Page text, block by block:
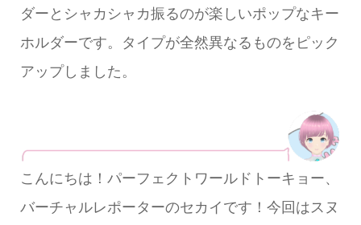
ダーとシャカシャカ振るのが楽しいポップなキー
ホルダーです。タイプが全然異なるものをピック
アップしました。
こんにちは！パーフェクトワールドトーキョー、
バーチャルレポーターのセカイです！今回はスヌ